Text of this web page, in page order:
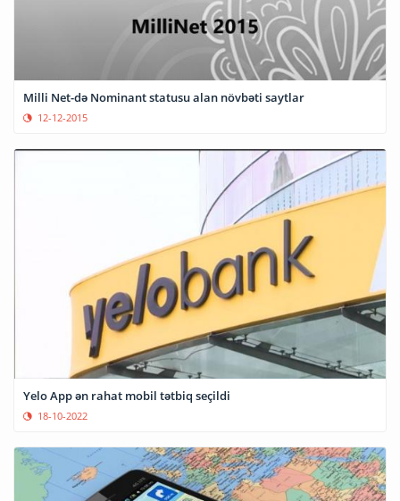
Milli Net-də Nominant statusu alan növbəti saytlar
12-12-2015
Yelo App ən rahat mobil tətbiq seçildi
18-10-2022